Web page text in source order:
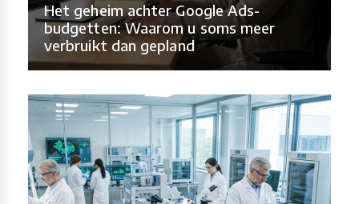
Het geheim achter Google Ads-
budgetten: Waarom u soms meer
verbruikt dan gepland